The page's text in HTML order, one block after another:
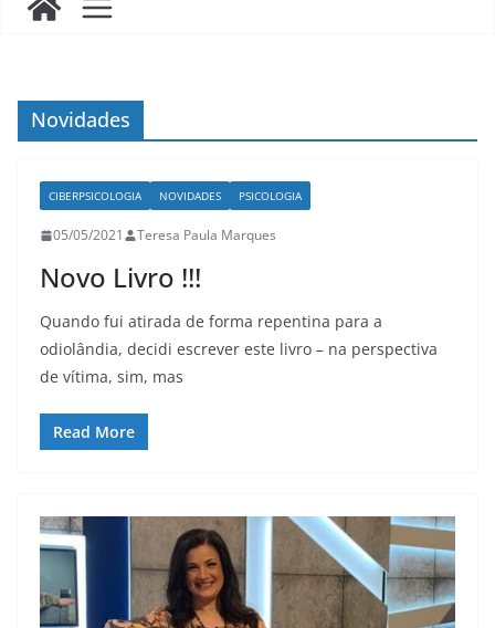
Novidades
CIBERPSICOLOGIA NOVIDADES PSICOLOGIA
05/05/2021 Teresa Paula Marques
Novo Livro !!!
Quando fui atirada de forma repentina para a
odiolândia, decidi escrever este livro – na perspectiva
de vítima, sim, mas
Read More